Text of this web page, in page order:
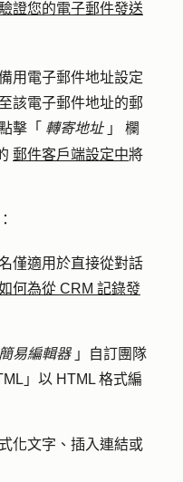
證您的電子郵件發送
用電子郵件地址設定
該電子郵件地址的郵
擊 「 轉寄地址 」 欄
郵件客戶端設定中將
僅適用於直接從對話
何為從 CRM 記錄發
簡易編輯器 」自訂團隊
」以 HTML 格式編
化文字、插入連結或